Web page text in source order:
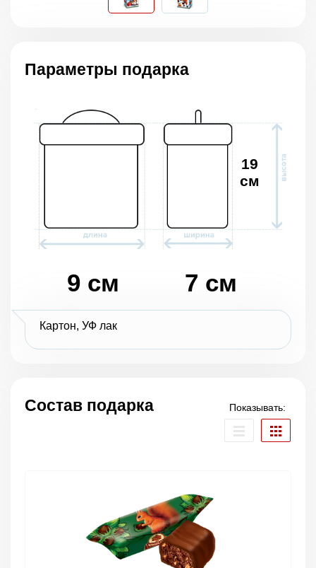
Параметры подарка
9 см 7 см
19
см
Картон, УФ лак
Состав подарка Показывать: